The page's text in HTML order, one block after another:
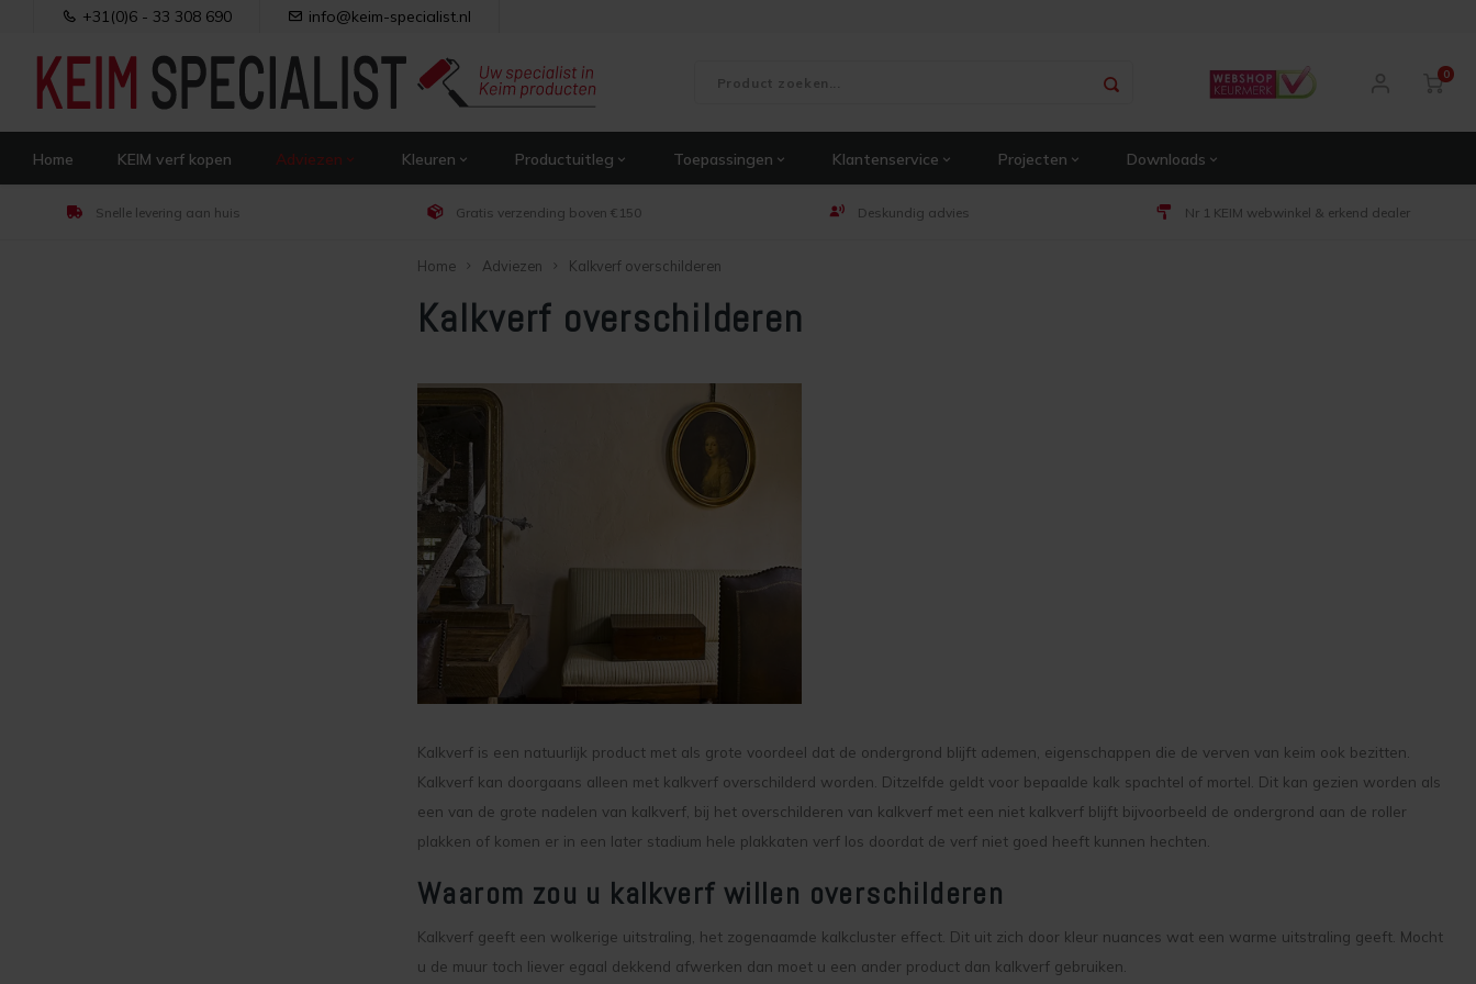
+31(0)6 - 33 308 690 info@keim-specialist.nl
0
Home KEIM verf kopen Adviezen Kleuren Productuitleg Toepassingen Klantenservice Projecten Downloads
Snelle levering aan huis Gratis verzending boven €150 Deskundig advies Nr 1 KEIM webwinkel & erkend dealer
Home Adviezen Kalkverf overschilderen
Kalkverf overschilderen
Kalkverf is een natuurlijk product met als grote voordeel dat de ondergrond blijft ademen, eigenschappen die de verven van keim ook bezitten.
Kalkverf kan doorgaans alleen met kalkverf overschilderd worden. Ditzelfde geldt voor bepaalde kalk spachtel of mortel. Dit kan gezien worden als
een van de grote nadelen van kalkverf, bij het overschilderen van kalkverf met een niet kalkverf blijft bijvoorbeeld de ondergrond aan de roller
plakken of komen er in een later stadium hele plakkaten verf los doordat de verf niet goed heeft kunnen hechten.
Waarom zou u kalkverf willen overschilderen
Kalkverf geeft een wolkerige uitstraling, het zogenaamde kalkcluster effect. Dit uit zich door kleur nuances wat een warme uitstraling geeft. Mocht
u de muur toch liever egaal dekkend afwerken dan moet u een ander product dan kalkverf gebruiken.